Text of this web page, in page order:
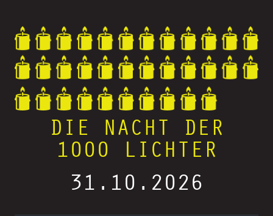
DIE NACHT DER
1000 LICHTER
31.10.2026